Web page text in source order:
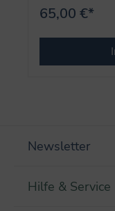
65,00 €*
Newsletter
Hilfe & Service